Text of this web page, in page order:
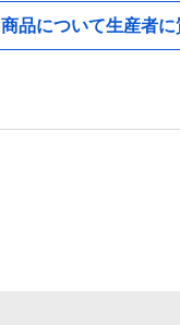
商品について生産者に